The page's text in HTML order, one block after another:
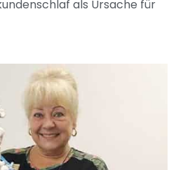
als Ursache für